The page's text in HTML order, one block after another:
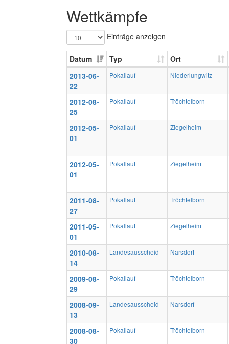
Wettkämpfe
Einträge anzeigen
Datum Typ
Ort
2013-06-
22
Pokallauf Niederlungwitz
2012-08-
25
Pokallauf Tröchtelborn
2012-05-
01
Pokallauf Ziegelheim
2012-05-
01
Pokallauf Ziegelheim
2011-08-
27
Pokallauf Tröchtelborn
2011-05-
01
Pokallauf Ziegelheim
2010-08-
14
Landesausscheid Narsdorf
2009-08-
29
Pokallauf Tröchtelborn
2008-09-
13
Landesausscheid Narsdorf
2008-08-
30
Pokallauf Tröchtelborn